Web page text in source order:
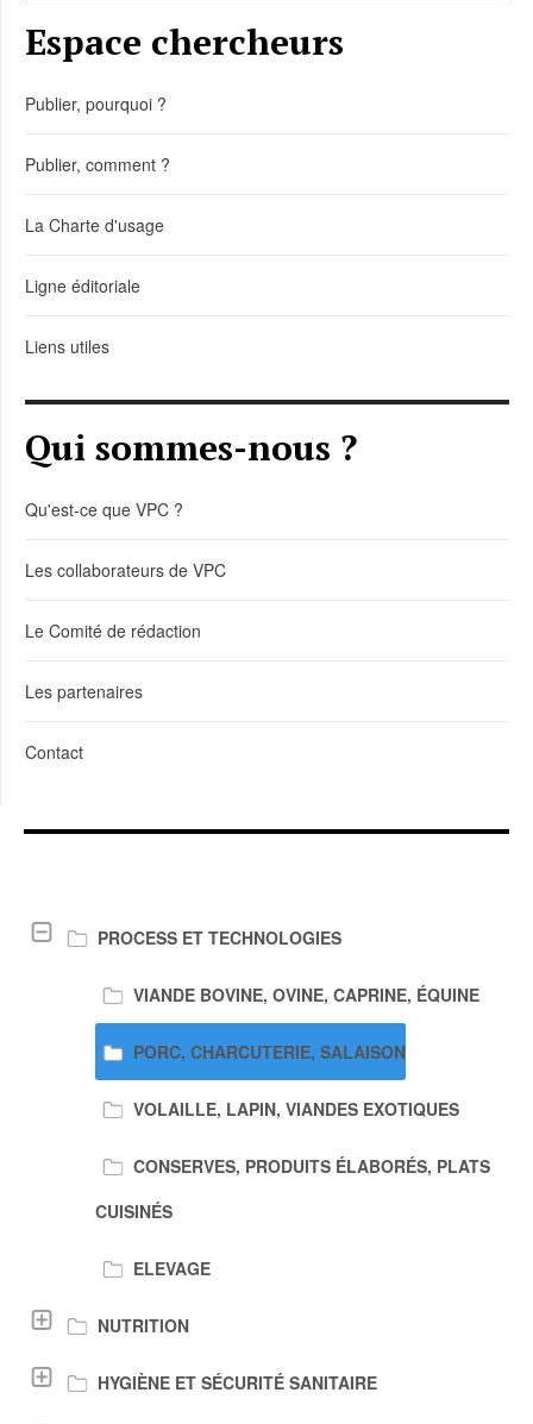
Espace chercheurs
Publier, pourquoi ?
Publier, comment ?
La Charte d'usage
Ligne éditoriale
Liens utiles
Qui sommes-nous ?
Qu'est-ce que VPC ?
Les collaborateurs de VPC
Le Comité de rédaction
Les partenaires
Contact
PROCESS ET TECHNOLOGIES
VIANDE BOVINE, OVINE, CAPRINE, ÉQUINE
PORC, CHARCUTERIE, SALAISON
VOLAILLE, LAPIN, VIANDES EXOTIQUES
CONSERVES, PRODUITS ÉLABORÉS, PLATS
CUISINÉS
ELEVAGE
NUTRITION
HYGIÈNE ET SÉCURITÉ SANITAIRE